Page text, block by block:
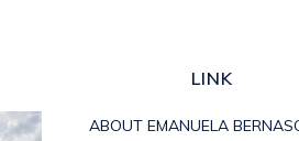
LINK
ABOUT EMANUELA